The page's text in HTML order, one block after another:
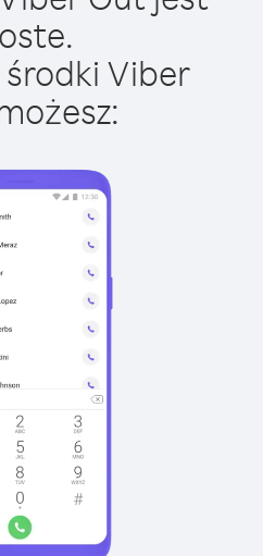
Viber